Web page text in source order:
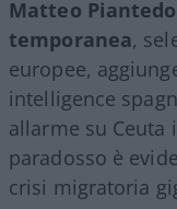
Matteo
temporanea,
europee,
intelligence
allarme su Ceuta
paradosso è
crisi migratoria